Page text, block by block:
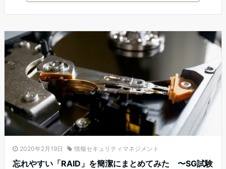
2020年2月19日 情報セキュリティマネジメント
忘れやすい「RAID」を簡潔にまとめてみた 〜SG試験